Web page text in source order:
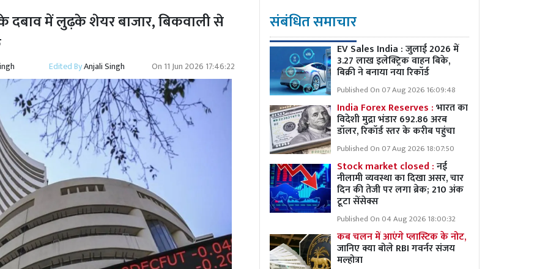
दबाव में लुढ़के शेयर बाजार, बिकवाली से
Edited ByAnjali Singh On 11 Jun 2026 17:46:22
संबंधित समाचार
EV Sales India : जुलाई 2026 में
3.27 लाख इलेक्ट्रिक वाहन बिके,
बिक्री ने बनाया नया रिकॉर्ड
Published On 07 Aug 2026 16:09:48
India Forex Reserves :भारत का
विदेशी मुद्रा भंडार 692.86 अरब
डॉलर, रिकॉर्ड स्तर के करीब पहुंचा
Published On 07 Aug 2026 18:07:50
Stock market closed :नई
नीलामी व्यवस्था का दिखा असर, चार
दिन की तेजी पर लगा ब्रेक; 210 अंक
टूटा सेंसेक्स
Published On 04 Aug 2026 18:00:32
कब चलन में आएंगे प्लास्टिक के नोट,
जानिए क्या बोले RBI गवर्नर संजय
मल्होत्रा